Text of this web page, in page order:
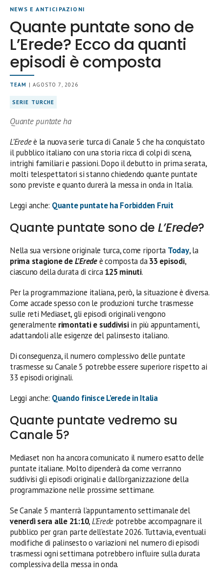
NEWS E ANTICIPAZIONI
Quante puntate sono de
L’Erede? Ecco da quanti
episodi è composta
TEAM | AGOSTO 7, 2026
SERIE TURCHE
Quante puntate ha
L’Eredeè la nuova serie turca di Canale 5 che ha conquistato
il pubblico italiano con una storia ricca di colpi di scena,
intrighi familiari e passioni. Dopo il debutto in prima serata,
molti telespettatori si stanno chiedendo quante puntate
sono previste e quanto durerà la messa in onda in Italia.
Leggi anche: Quante puntate ha Forbidden Fruit
Quante puntate sono de L’Erede?
Nella sua versione originale turca, come riporta Today, la
prima stagione deL’Eredeè composta da33 episodi,
ciascuno della durata di circa125 minuti.
Per la programmazione italiana, però, la situazione è diversa.
Come accade spesso con le produzioni turche trasmesse
sulle reti Mediaset, gli episodi originali vengono
generalmente rimontati e suddivisiin più appuntamenti,
adattandoli alle esigenze del palinsesto italiano.
Di conseguenza, il numero complessivo delle puntate
trasmesse su Canale 5 potrebbe essere superiore rispetto ai
33 episodi originali.
Leggi anche: Quando finisce L’erede in Italia
Quante puntate vedremo su
Canale 5?
Mediaset non ha ancora comunicato il numero esatto delle
puntate italiane. Molto dipenderà da come verranno
suddivisi gli episodi originali e dall’organizzazione della
programmazione nelle prossime settimane.
Se Canale 5 manterrà l’appuntamento settimanale del
venerdì sera alle 21:10,L’Erede potrebbe accompagnare il
pubblico per gran parte dell’estate 2026. Tuttavia, eventuali
modifiche di palinsesto o variazioni nel numero di episodi
trasmessi ogni settimana potrebbero influire sulla durata
complessiva della messa in onda.